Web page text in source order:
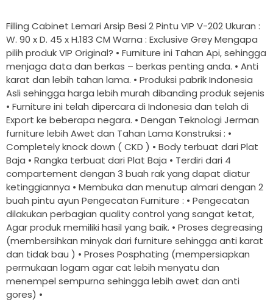
Filling Cabinet Lemari Arsip Besi 2 Pintu VIP V-202 Ukuran :
W. 90 x D. 45 x H.183 CM Warna : Exclusive Grey Mengapa
pilih produk VIP Original? • Furniture ini Tahan Api, sehingga
menjaga data dan berkas – berkas penting anda. • Anti
karat dan lebih tahan lama. • Produksi pabrik Indonesia
Asli sehingga harga lebih murah dibanding produk sejenis
• Furniture ini telah dipercara di Indonesia dan telah di
Export ke beberapa negara. • Dengan Teknologi Jerman
furniture lebih Awet dan Tahan Lama Konstruksi : •
Completely knock down ( CKD ) • Body terbuat dari Plat
Baja • Rangka terbuat dari Plat Baja • Terdiri dari 4
compartement dengan 3 buah rak yang dapat diatur
ketinggiannya • Membuka dan menutup almari dengan 2
buah pintu ayun Pengecatan Furniture : • Pengecatan
dilakukan perbagian quality control yang sangat ketat,
Agar produk memiliki hasil yang baik. • Proses degreasing
(membersihkan minyak dari furniture sehingga anti karat
dan tidak bau ) • Proses Posphating (mempersiapkan
permukaan logam agar cat lebih menyatu dan
menempel sempurna sehingga lebih awet dan anti
gores) •